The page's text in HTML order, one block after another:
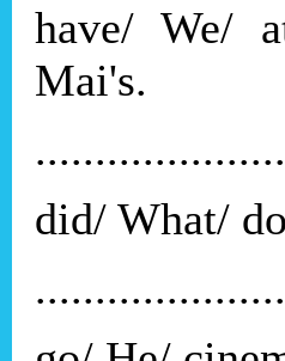
have/ We/
Mai's.
did/ What/